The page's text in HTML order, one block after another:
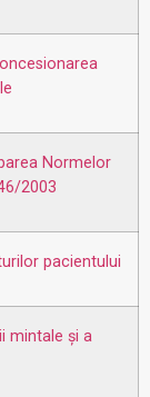
Normelor
2003
pacientului
mintale şi a